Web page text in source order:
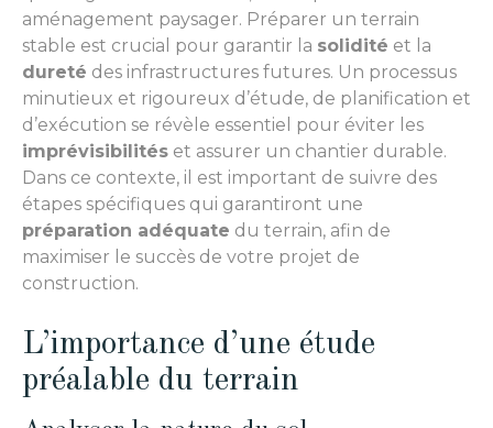
aménagement paysager. Préparer un terrain
stable est crucial pour garantir la solidité et la
dureté des infrastructures futures. Un processus
minutieux et rigoureux d’étude, de planification et
d’exécution se révèle essentiel pour éviter les
imprévisibilités et assurer un chantier durable.
Dans ce contexte, il est important de suivre des
étapes spécifiques qui garantiront une
préparation adéquate du terrain, afin de
maximiser le succès de votre projet de
construction.
L’importance d’une étude
préalable du terrain